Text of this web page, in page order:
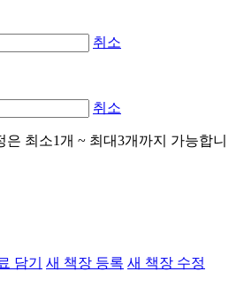
취소
취소
은 최소1개 ~ 최대3개까지 가능합니
담기 새 책장 등록 새 책장 수정